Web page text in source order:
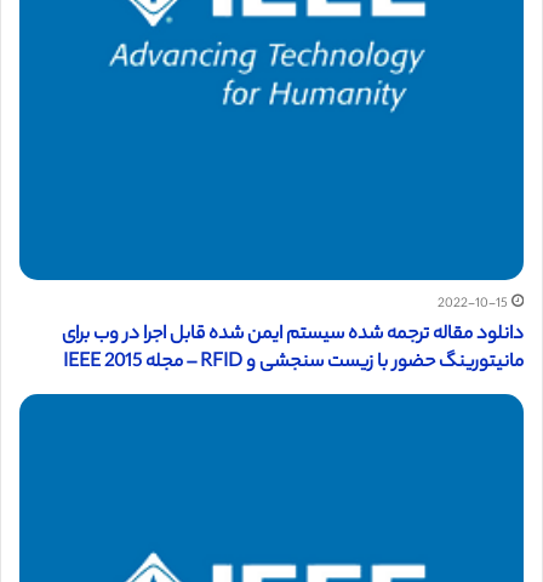
2022-10-15
دانلود مقاله ترجمه شده سیستم ایمن شده قابل اجرا در وب برای
مانیتورینگ حضور با زیست سنجشی و RFID – مجله IEEE 2015